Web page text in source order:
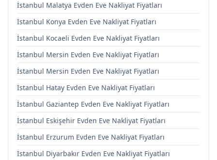
İstanbul Malatya Evden Eve Nakliyat Fiyatları
İstanbul Konya Evden Eve Nakliyat Fiyatları
İstanbul Kocaeli Evden Eve Nakliyat Fiyatları
İstanbul Mersin Evden Eve Nakliyat Fiyatları
İstanbul Mersin Evden Eve Nakliyat Fiyatları
İstanbul Hatay Evden Eve Nakliyat Fiyatları
İstanbul Gaziantep Evden Eve Nakliyat Fiyatları
İstanbul Eskişehir Evden Eve Nakliyat Fiyatları
İstanbul Erzurum Evden Eve Nakliyat Fiyatları
İstanbul Diyarbakır Evden Eve Nakliyat Fiyatları